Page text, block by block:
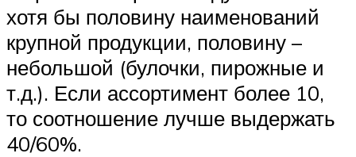
хотя бы половину наименований
крупной продукции, половину –
небольшой (булочки, пирожные и
т.д.). Если ассортимент более 10,
то соотношение лучше выдержать
40/60%.